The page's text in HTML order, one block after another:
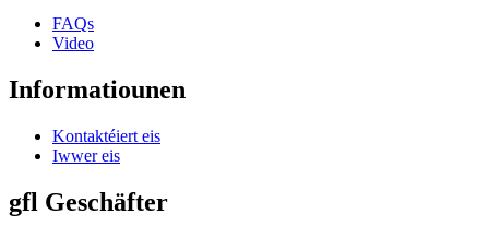
FAQs
Video
Informatiounen
Kontaktéiert eis
Iwwer eis
gfl Geschäfter